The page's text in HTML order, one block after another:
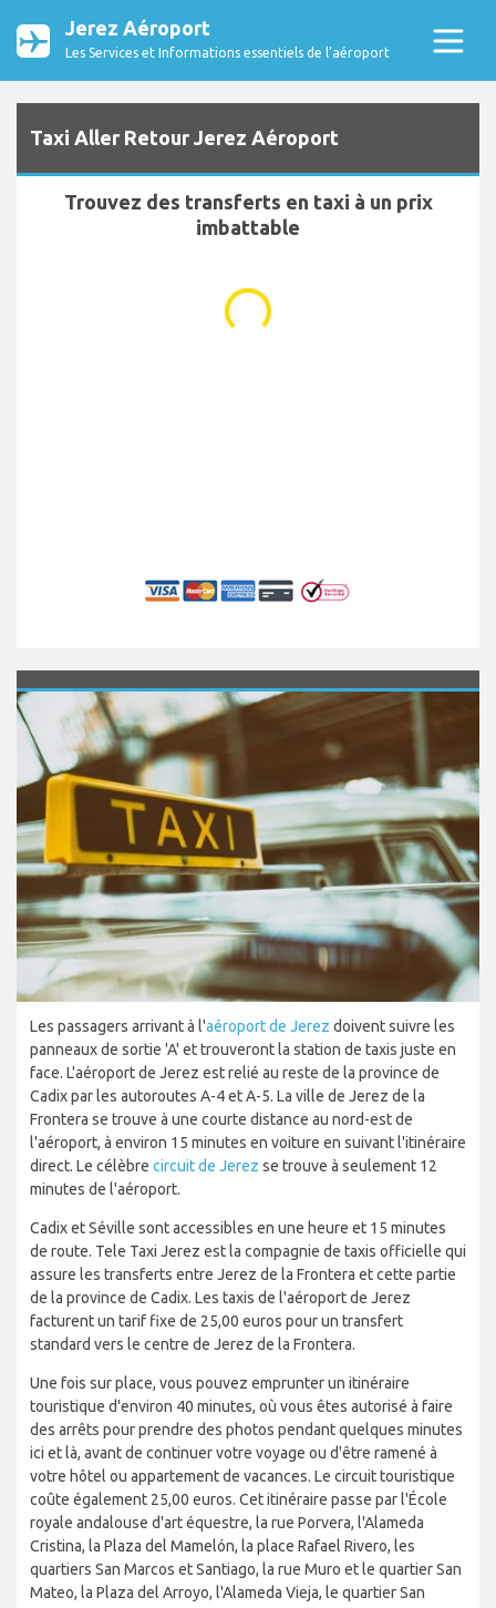
Jerez Aéroport
Les Services et Informations essentiels de l’aéroport
Taxi Aller Retour Jerez Aéroport
Trouvez des transferts en taxi à un prix
imbattable
...
Les passagers arrivant à l'aéroport de Jerez doivent suivre les
panneaux de sortie 'A' et trouveront la station de taxis juste en
face. L'aéroport de Jerez est relié au reste de la province de
Cadix par les autoroutes A-4 et A-5. La ville de Jerez de la
Frontera se trouve à une courte distance au nord-est de
l'aéroport, à environ 15 minutes en voiture en suivant l'itinéraire
direct. Le célèbre circuit de Jerez se trouve à seulement 12
minutes de l'aéroport.
Cadix et Séville sont accessibles en une heure et 15 minutes
de route. Tele Taxi Jerez est la compagnie de taxis officielle qui
assure les transferts entre Jerez de la Frontera et cette partie
de la province de Cadix. Les taxis de l'aéroport de Jerez
facturent un tarif fixe de 25,00 euros pour un transfert
standard vers le centre de Jerez de la Frontera.
Une fois sur place, vous pouvez emprunter un itinéraire
touristique d'environ 40 minutes, où vous êtes autorisé à faire
des arrêts pour prendre des photos pendant quelques minutes
ici et là, avant de continuer votre voyage ou d'être ramené à
votre hôtel ou appartement de vacances. Le circuit touristique
coûte également 25,00 euros. Cet itinéraire passe par l'École
royale andalouse d'art équestre, la rue Porvera, l'Alameda
Cristina, la Plaza del Mamelón, la place Rafael Rivero, les
quartiers San Marcos et Santiago, la rue Muro et le quartier San
Mateo, la Plaza del Arroyo, l'Alameda Vieja, le quartier San